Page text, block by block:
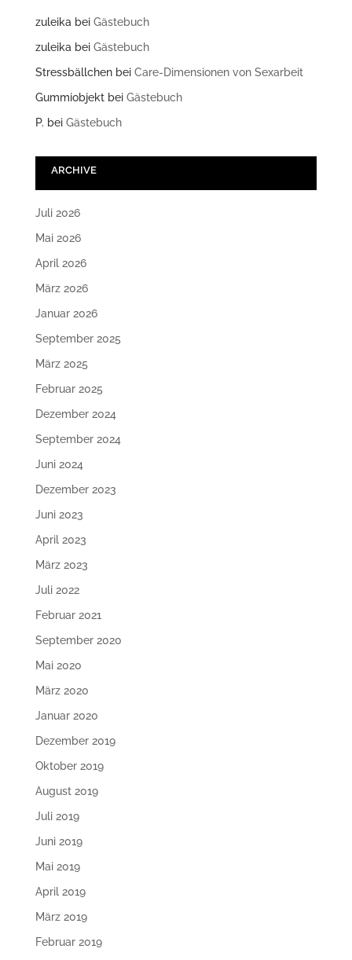
zuleikabei Gästebuch
zuleikabei Gästebuch
Stressbällchenbei Care-Dimensionen von Sexarbeit
Gummiobjektbei Gästebuch
P. bei Gästebuch
ARCHIVE
Juli 2026
Mai 2026
April 2026
März 2026
Januar 2026
September 2025
März 2025
Februar 2025
Dezember 2024
September 2024
Juni 2024
Dezember 2023
Juni 2023
April 2023
März 2023
Juli 2022
Februar 2021
September 2020
Mai 2020
März 2020
Januar 2020
Dezember 2019
Oktober 2019
August 2019
Juli 2019
Juni 2019
Mai 2019
April 2019
März 2019
Februar 2019